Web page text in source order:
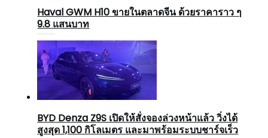
Haval GWM H10 ขายในตลาดจีน ด้วยราคาราว ๆ
9.8 แสนบาท
BYD Denza Z9S เปิดให้สั่งจองล่วงหน้าแล้ว วิ่งได้
สูงสุด 1,100 กิโลเมตร และมาพร้อมระบบชาร์จเร็ว